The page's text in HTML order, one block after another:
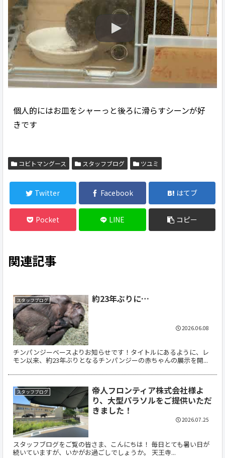
個人的にはお皿をシャーっと後ろに滑らすシーンが好
きです
コビトマングース スタッフブログ ツユミ
Twitter Facebook はてブ
Pocket LINE コピー
関連記事
スタッフブログ 約23年ぶりに…
チンパンジーベースよりお知らせです！タイトルにあるように、レ
モン以来、約23年ぶりとなるチンパンジーの赤ちゃんの展示を開...
2026.06.08
スタッフブログ
帝人フロンティア株式会社様よ
り、大型パラソルをご提供いただ
きました！
スタッフブログをご覧の皆さま、こんにちは！ 毎日とても暑い日が
続いていますが、いかがお過ごしでしょうか。 天王寺...
2026.07.25